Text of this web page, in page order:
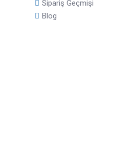
Sipariş Geçmişi
Blog